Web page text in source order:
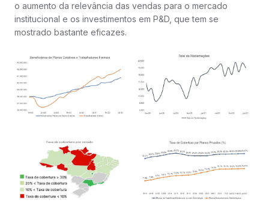
o aumento da relevância das vendas para o mercado
institucional e os investimentos em P&D, que tem se
mostrado bastante eficazes.